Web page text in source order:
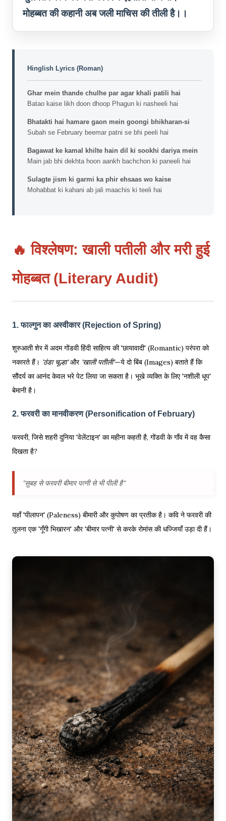
मोहब्बत की कहानी अब जली माचिस की तीली है।।
Hinglish Lyrics (Roman)
Ghar mein thande chulhe par agar khali patili hai
Batao kaise likh doon dhoop Phagun ki nasheeli hai
Bhatakti hai hamare gaon mein goongi bhikharan-si
Subah se February beemar patni se bhi peeli hai
Bagawat ke kamal khilte hain dil ki sookhi dariya mein
Main jab bhi dekhta hoon aankh bachchon ki paneeli hai
Sulagte jism ki garmi ka phir ehsaas wo kaise
Mohabbat ki kahani ab jali maachis ki teeli hai
🔥 विश्लेषण: खाली पतीली और मरी हुई
मोहब्बत (Literary Audit)
1. फाल्गुन का अस्वीकार (Rejection of Spring)
शुरुआती शेर में अदम गोंडवी हिंदी साहित्य की 'छायावादी' (Romantic) परंपरा को
नकारते हैं। 'ठंडा चूल्हा'और 'खाली पतीली'—ये दो बिंब (Images) बताते हैं कि
सौंदर्य का आनंद केवल भरे पेट लिया जा सकता है। भूखे व्यक्ति के लिए 'नशीली धूप'
बेमानी है।
2. फरवरी का मानवीकरण (Personification of February)
फरवरी, जिसे शहरी दुनिया 'वेलेंटाइन' का महीना कहती है, गोंडवी के गाँव में वह कैसा
दिखता है?
"सुबह से फरवरी बीमार पत्नी से भी पीली है"
यहाँ 'पीलापन' (Paleness) बीमारी और कुपोषण का प्रतीक है। कवि ने फरवरी की
तुलना एक 'गूँगी भिखारन' और 'बीमार पत्नी' से करके रोमांस की धज्जियाँ उड़ा दी हैं।